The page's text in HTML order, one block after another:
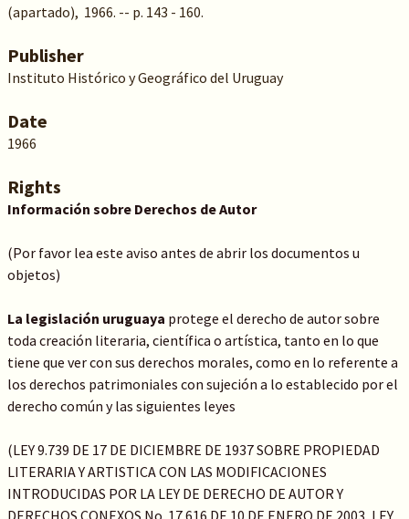
(apartado), 1966. -- p. 143 - 160.
Publisher
Instituto Histórico y Geográfico del Uruguay
Date
1966
Rights
Información sobre Derechos de Autor
(Por favor lea este aviso antes de abrir los documentos u
objetos)
La legislación uruguaya protege el derecho de autor sobre
toda creación literaria, científica o artística, tanto en lo que
tiene que ver con sus derechos morales, como en lo referente a
los derechos patrimoniales con sujeción a lo establecido por el
derecho común y las siguientes leyes
(LEY 9.739 DE 17 DE DICIEMBRE DE 1937 SOBRE PROPIEDAD
LITERARIA Y ARTISTICA CON LAS MODIFICACIONES
INTRODUCIDAS POR LA LEY DE DERECHO DE AUTOR Y
DERECHOS CONEXOS No. 17.616 DE 10 DE ENERO DE 2003, LEY